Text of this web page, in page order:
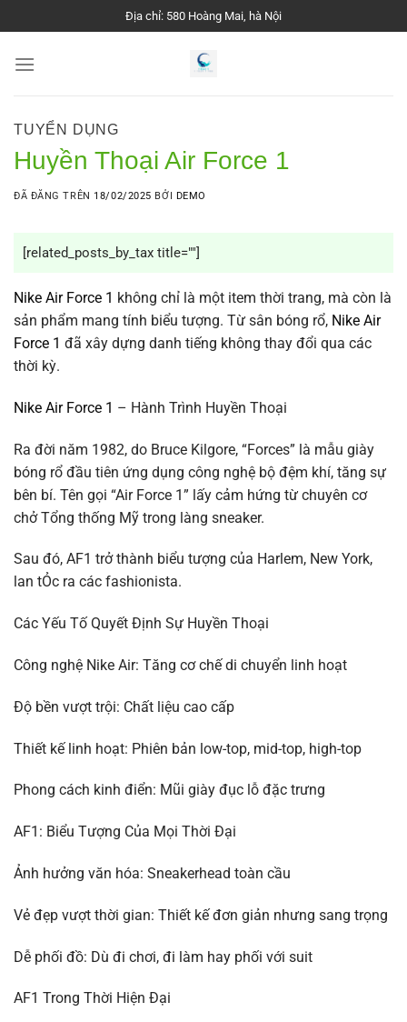
đến
nội
Địa chỉ: 580 Hoàng Mai, hà Nội
TUYỂN DỤNG
Huyền Thoại Air Force 1
ĐÃ ĐĂNG TRÊN 18/02/2025 BỞI DEMO
[related_posts_by_tax title=""]
Nike Air Force 1 không chỉ là một item thời trang, mà còn là
sản phẩm mang tính biểu tượng. Từ sân bóng rổ, Nike Air
Force 1 đã xây dựng danh tiếng không thay đổi qua các
thời kỳ.
Nike Air Force 1 – Hành Trình Huyền Thoại
Ra đời năm 1982, do Bruce Kilgore, “Forces” là mẫu giày
bóng rổ đầu tiên ứng dụng công nghệ bộ đệm khí, tăng sự
bên bí. Tên gọi “Air Force 1” lấy cảm hứng từ chuyên cơ
chở Tổng thống Mỹ trong làng sneaker.
Sau đó, AF1 trở thành biểu tượng của Harlem, New York,
lan tỎc ra các fashionista.
Các Yếu Tố Quyết Định Sự Huyền Thoại
Công nghệ Nike Air: Tăng cơ chế di chuyển linh hoạt
Độ bền vượt trội: Chất liệu cao cấp
Thiết kế linh hoạt: Phiên bản low-top, mid-top, high-top
Phong cách kinh điển: Mũi giày đục lỗ đặc trưng
AF1: Biểu Tượng Của Mọi Thời Đại
Ảnh hưởng văn hóa: Sneakerhead toàn cầu
Vẻ đẹp vượt thời gian: Thiết kế đơn giản nhưng sang trọng
Dễ phối đồ: Dù đi chơi, đi làm hay phối với suit
AF1 Trong Thời Hiện Đại